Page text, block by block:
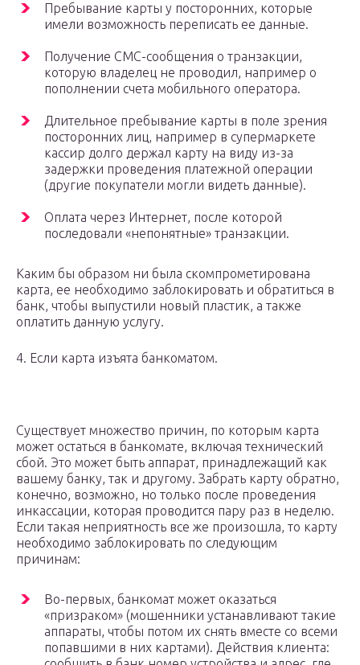
Пребывание карты у посторонних, которые
имели возможность переписать ее данные.
Получение СМС-сообщения о транзакции,
которую владелец не проводил, например о
пополнении счета мобильного оператора.
Длительное пребывание карты в поле зрения
посторонних лиц, например в супермаркете
кассир долго держал карту на виду из-за
задержки проведения платежной операции
(другие покупатели могли видеть данные).
Оплата через Интернет, после которой
последовали «непонятные» транзакции.
Каким бы образом ни была скомпрометирована
карта, ее необходимо заблокировать и обратиться в
банк, чтобы выпустили новый пластик, а также
оплатить данную услугу.
4. Если карта изъята банкоматом.
Существует множество причин, по которым карта
может остаться в банкомате, включая технический
сбой. Это может быть аппарат, принадлежащий как
вашему банку, так и другому. Забрать карту обратно,
конечно, возможно, но только после проведения
инкассации, которая проводится пару раз в неделю.
Если такая неприятность все же произошла, то карту
необходимо заблокировать по следующим
причинам:
Во-первых, банкомат может оказаться
«призраком» (мошенники устанавливают такие
аппараты, чтобы потом их снять вместе со всеми
попавшими в них картами). Действия клиента: